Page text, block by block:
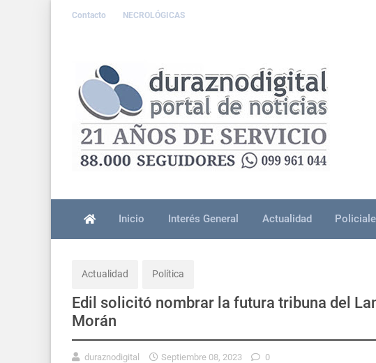
Contacto NECROLÓGICAS
Inicio Interés General Actualidad
Actualidad Política
Edil solicitó nombrar la futura tribuna del
Morán
duraznodigital Septiembre 08, 2023 0